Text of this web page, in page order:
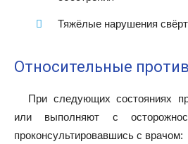
Тяжёлые нарушения
Относительные
При следующих состояниях
или выполняют с
проконсультировавшись с врачом: